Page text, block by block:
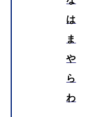
は
ま
や
ら
わ